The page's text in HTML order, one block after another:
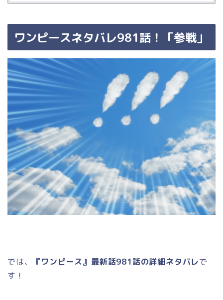
ワンピースネタバレ981話！「参戦 」
では、 『ワンピース』最新話981話の詳細ネタバレで
す！